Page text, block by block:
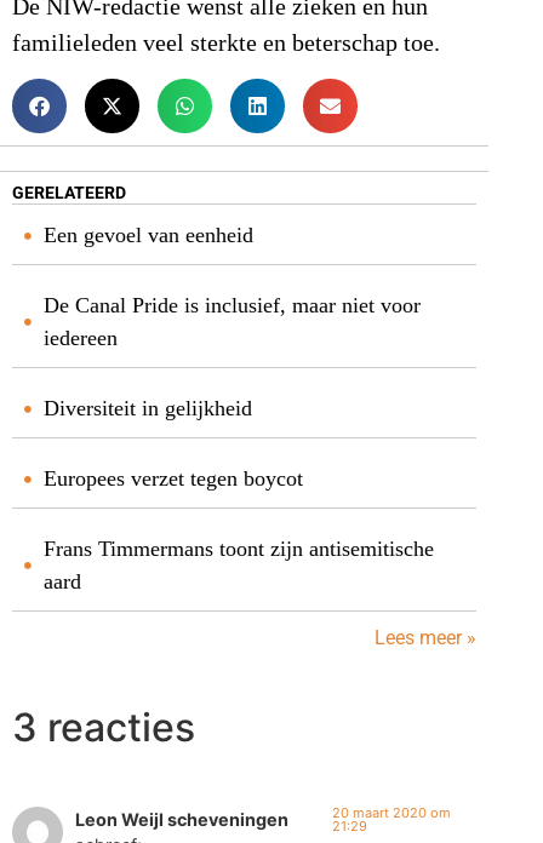
De NIW-redactie wenst alle zieken en hun
familieleden veel sterkte en beterschap toe.
GERELATEERD
Een gevoel van eenheid
De Canal Pride is inclusief, maar niet voor
iedereen
Diversiteit in gelijkheid
Europees verzet tegen boycot
Frans Timmermans toont zijn antisemitische
aard
Lees meer »
3 reacties
Leon Weijl scheveningen
20 maart 2020 om
21:29